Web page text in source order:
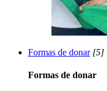
Formas de donar[5]
Formas de donar